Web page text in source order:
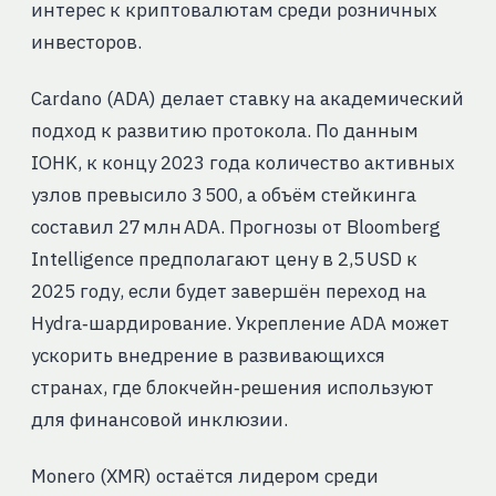
интерес к криптовалютам среди розничных
инвесторов.
Cardano (ADA) делает ставку на академический
подход к развитию протокола. По данным
IOHK, к концу 2023 года количество активных
узлов превысило 3 500, а объём стейкинга
составил 27 млн ADA. Прогнозы от Bloomberg
Intelligence предполагают цену в 2,5 USD к
2025 году, если будет завершён переход на
Hydra‑шардирование. Укрепление ADA может
ускорить внедрение в развивающихся
странах, где блокчейн‑решения используют
для финансовой инклюзии.
Monero (XMR) остаётся лидером среди